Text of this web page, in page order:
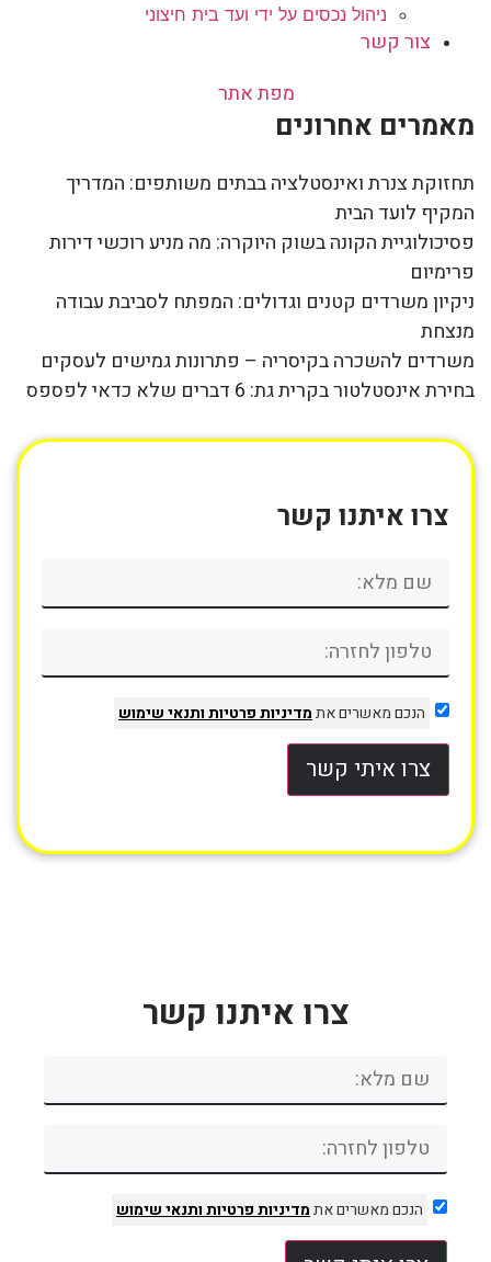
ניהול נכסים על ידי ועד בית חיצוני
צור קשר
מפת אתר
מאמרים אחרונים
תחזוקת צנרת ואינסטלציה בבתים משותפים: המדריך
המקיף לועד הבית
פסיכולוגיית הקונה בשוק היוקרה: מה מניע רוכשי דירות
פרימיום
ניקיון משרדים קטנים וגדולים: המפתח לסביבת עבודה
מנצחת
משרדים להשכרה בקיסריה – פתרונות גמישים לעסקים
בחירת אינסטלטור בקרית גת: 6 דברים שלא כדאי לפספס
צרו איתנו קשר
הנכם מאשרים אתמדיניות פרטיותותנאי שימוש
צרו איתי קשר
צרו איתנו קשר
הנכם מאשרים אתמדיניות פרטיותותנאי שימוש